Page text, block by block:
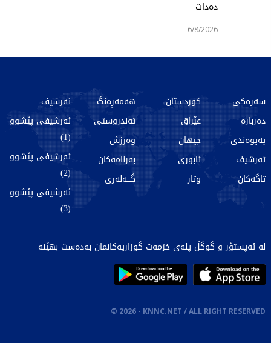
دەدات
6/8/2026
سەرەکی
دەربارە
پەیوەندی
ئەرشیف
تاگەکان
کوردستان
عێراق
جیهان
ئابوری
وتار
هەمەڕەنگ
تەندروستی
وەرزش
بەرنامەکان
گـــەلەری
ئەرشیف
ئەرشیفی پێشوو
(1)
ئەرشیفی پێشوو
(2)
ئەرشیفی پێشوو
(3)
لە ئەپستۆر و گوگڵ پلەی خزمەت گوزاریەکانمان بەدەست بهێنە
© 2026 - KNNC.NET / ALL RIGHT RESERVED